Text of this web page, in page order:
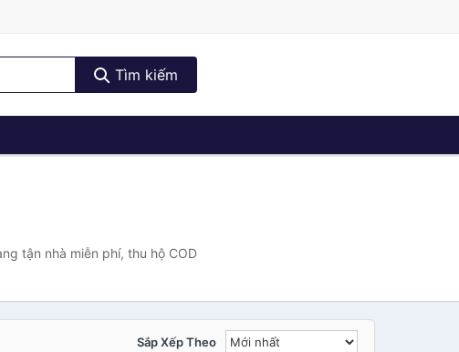
Tìm kiếm
tận nhà miễn phí, thu hộ COD
Sắp Xếp Theo